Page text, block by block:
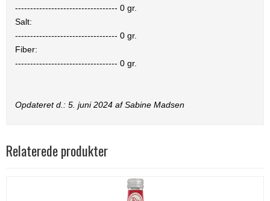
---------------------------------- 0 gr.
Salt:
---------------------------------- 0 gr.
Fiber:
---------------------------------- 0 gr.
Opdateret d.: 5. juni 2024 af Sabine Madsen
Relaterede produkter